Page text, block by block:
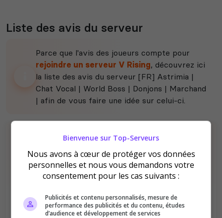
Liste des avis du serveur
Parce que l'avis des joueurs compte pour
rejoindre un serveur V Rising, découvrez ici
la liste des avis du serveur [FR] Astrimia |
Chat Vocal | World Boss | Donjons | Marchand
| afin de vous faire une idée sur celui-ci.
Qualité
Staff du serveur
Bienvenue sur Top-Serveurs
Nous avons à cœur de protéger vos données
personnelles et nous vous demandons votre
consentement pour les cas suivants :
Publicités et contenu personnalisés, mesure de
performance des publicités et du contenu, études
d’audience et développement de services